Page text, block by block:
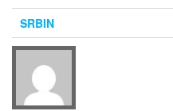
SRBIN